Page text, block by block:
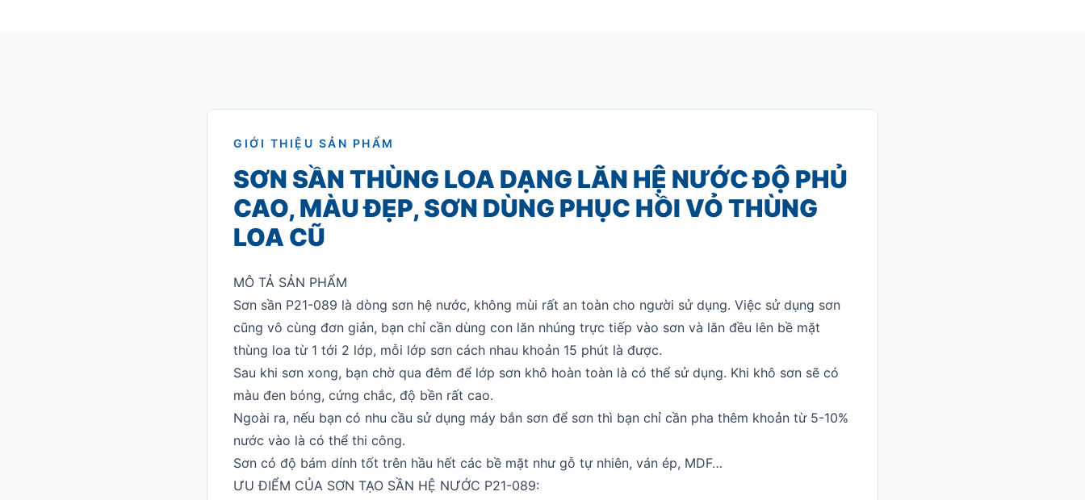
GIỚI THIỆU SẢN PHẨM
SƠN SẦN THÙNG LOA DẠNG LĂN HỆ NƯỚC ĐỘ PHỦ
CAO, MÀU ĐẸP, SƠN DÙNG PHỤC HỒI VỎ THÙNG
LOA CŨ
MÔ TẢ SẢN PHẨM
Sơn sần P21-089 là dòng sơn hệ nước, không mùi rất an toàn cho người sử dụng. Việc sử dụng sơn
cũng vô cùng đơn giản, bạn chỉ cần dùng con lăn nhúng trực tiếp vào sơn và lăn đều lên bề mặt
thùng loa từ 1 tới 2 lớp, mỗi lớp sơn cách nhau khoản 15 phút là được.
Sau khi sơn xong, bạn chờ qua đêm để lớp sơn khô hoàn toàn là có thể sử dụng. Khi khô sơn sẽ có
màu đen bóng, cứng chắc, độ bền rất cao.
Ngoài ra, nếu bạn có nhu cầu sử dụng máy bắn sơn để sơn thì bạn chỉ cần pha thêm khoản từ 5-10%
nước vào là có thể thi công.
Sơn có độ bám dính tốt trên hầu hết các bề mặt như gỗ tự nhiên, ván ép, MDF…
ƯU ĐIỂM CỦA SƠN TẠO SẦN HỆ NƯỚC P21-089: